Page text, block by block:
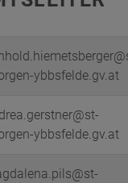
ybbsfelde.gv.at
ybbsfelde.gv.at